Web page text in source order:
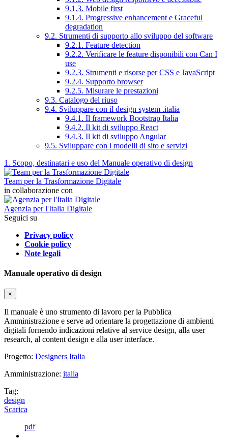
9.1.3. Mobile first
9.1.4. Progressive enhancement e Graceful
degradation
9.2. Strumenti di supporto allo sviluppo del software
9.2.1. Feature detection
9.2.2. Verificare le feature disponibili con Can I
use
9.2.3. Strumenti e risorse per CSS e JavaScript
9.2.4. Supporto browser
9.2.5. Misurare le prestazioni
9.3. Catalogo del riuso
9.4. Sviluppare con il design system .italia
9.4.1. Il framework Bootstrap Italia
9.4.2. Il kit di sviluppo React
9.4.3. Il kit di sviluppo Angular
9.5. Sviluppare con i modelli di sito e servizi
1. Scopo, destinatari e uso del Manuale operativo di design
Team per la Trasformazione Digitale
in collaborazione con
Agenzia per l'Italia Digitale
Seguici su
Privacy policy
Cookie policy
Note legali
Manuale operativo di design
×
Il manuale è uno strumento di lavoro per la Pubblica
Amministrazione e serve ad orientare la progettazione di ambienti
digitali fornendo indicazioni relative al service design, alla user
research, al content design e alla user interface.
Progetto: Designers Italia
Amministrazione: italia
Tag:
design
Scarica
pdf